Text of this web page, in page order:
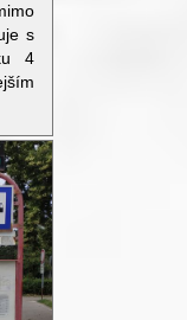
s
4